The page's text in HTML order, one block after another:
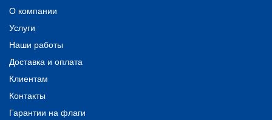
О компании
Услуги
Наши работы
Доставка и оплата
Клиентам
Контакты
Гарантии на флаги